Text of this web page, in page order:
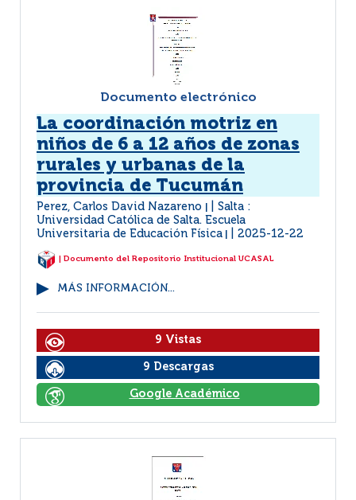
Documento electrónico
La coordinación motriz en
niños de 6 a 12 años de zonas
rurales y urbanas de la
provincia de Tucumán
Perez, Carlos David Nazareno
Salta :
Universidad Católica de Salta. Escuela
Universitaria de Educación Física
2025-12-22
| Documento del Repositorio Institucional UCASAL
MÁS INFORMACIÓN...
9 Vistas
9 Descargas
Google Académico